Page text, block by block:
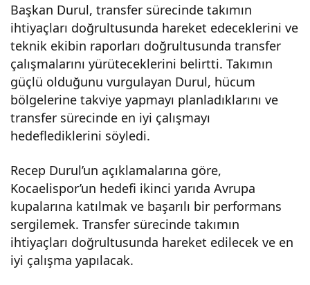
Başkan Durul, transfer sürecinde takımın
ihtiyaçları doğrultusunda hareket edeceklerini ve
teknik ekibin raporları doğrultusunda transfer
çalışmalarını yürüteceklerini belirtti. Takımın
güçlü olduğunu vurgulayan Durul, hücum
bölgelerine takviye yapmayı planladıklarını ve
transfer sürecinde en iyi çalışmayı
hedeflediklerini söyledi.
Recep Durul’un açıklamalarına göre,
Kocaelispor’un hedefi ikinci yarıda Avrupa
kupalarına katılmak ve başarılı bir performans
sergilemek. Transfer sürecinde takımın
ihtiyaçları doğrultusunda hareket edilecek ve en
iyi çalışma yapılacak.
sez
onu
n ilk
yarı
sını
değ
erle